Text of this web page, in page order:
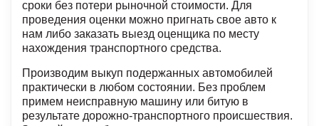
сроки без потери рыночной стоимости. Для
проведения оценки можно пригнать свое авто к
нам либо заказать выезд оценщика по месту
нахождения транспортного средства.
Производим выкуп подержанных автомобилей
практически в любом состоянии. Без проблем
примем неисправную машину или битую в
результате дорожно-транспортного происшествия.